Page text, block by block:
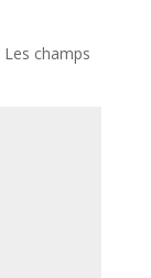
Les champs